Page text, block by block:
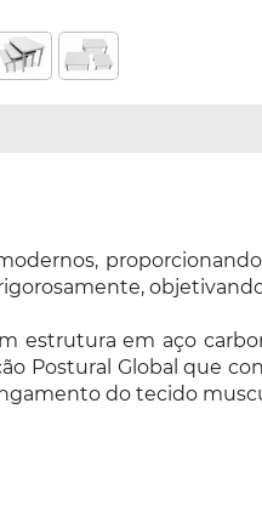
em aço
Postural Global que
do tecido